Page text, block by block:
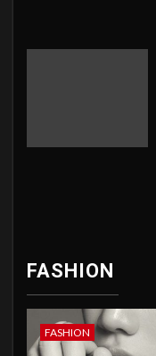
FASHION
FASHION